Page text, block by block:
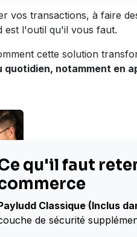
vos transactions, à faire
est l'outil qu'il vous faut.
cette solution
quotidien, notamment en
qu'il faut
Classique (Inclus
de sécurité